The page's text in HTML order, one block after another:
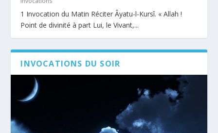
1 Invocation du Matin Réciter Âyatu-l-Kursî. « Allah !
Point de divinité à part Lui, le Vivant,...
INVOCATIONS DU SOIR